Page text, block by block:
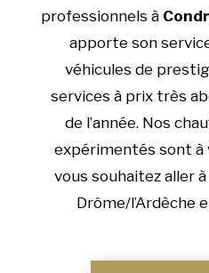
professionnels à
apporte son
véhicules de
services à prix très
de l’année. Nos
expérimentés sont
vous souhaitez aller
Drôme/l’Ardèche